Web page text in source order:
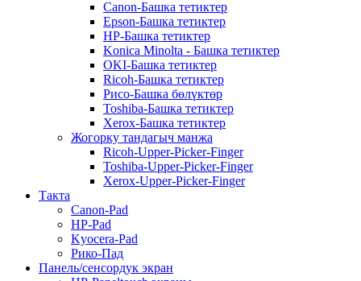
Canon-Башка тетиктер
Epson-Башка тетиктер
HP-Башка тетиктер
Konica Minolta - Башка тетиктер
OKI-Башка тетиктер
Ricoh-Башка тетиктер
Рисо-Башка бөлүктөр
Toshiba-Башка тетиктер
Xerox-Башка тетиктер
Жогорку тандагыч манжа
Ricoh-Upper-Picker-Finger
Toshiba-Upper-Picker-Finger
Xerox-Upper-Picker-Finger
Такта
Canon-Pad
HP-Pad
Kyocera-Pad
Рико-Пад
Панель/сенсордук экран